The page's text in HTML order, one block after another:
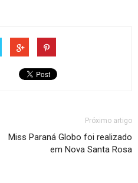
Próximo artigo
Miss Paraná Globo foi realizado
em Nova Santa Rosa